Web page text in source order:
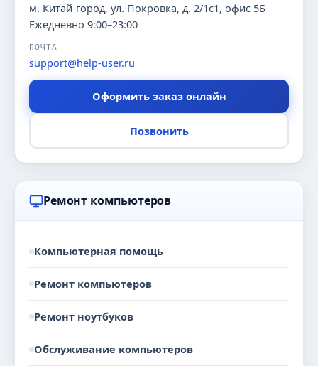
м. Китай-город, ул. Покровка, д. 2/1с1, офис 5Б
Ежедневно 9:00–23:00
ПОЧТА
support@help-user.ru
Оформить заказ онлайн
Позвонить
Ремонт компьютеров
Компьютерная помощь
Ремонт компьютеров
Ремонт ноутбуков
Обслуживание компьютеров